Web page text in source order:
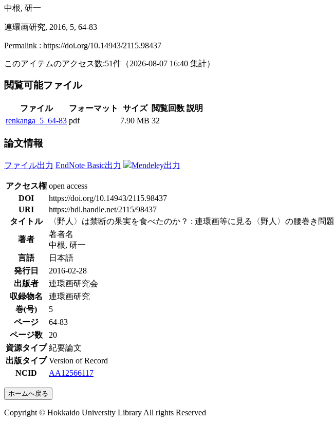
中根, 研一
連環画研究, 2016, 5, 64-83
Permalink : https://doi.org/10.14943/2115.98437
このアイテムのアクセス数:51件 （2026-08-07 16:40 集計）
閲覧可能ファイル
ファイル フォーマット サイズ 閲覧回数 説明
renkanga_5_64-83 pdf 7.90 MB 32
論文情報
ファイル出力 EndNote Basic出力 Mendeley出力
アクセス権 open access
DOI
https://doi.org/10.14943/2115.98437
URI
https://hdl.handle.net/2115/98437
タイトル
〈野人〉は禁断の果実を食べたのか？ : 連環画等に見る〈野人〉の腰巻き問題
著者
著者名
中根, 研一
言語
日本語
発行日
2016-02-28
出版者
連環画研究会
収録物名
連環画研究
巻(号)
5
ページ
64-83
ページ数
20
資源タイプ 紀要論文
出版タイプ Version of Record
NCID
AA12566117
ホームへ戻る
Copyright © Hokkaido University Library All rights Reserved